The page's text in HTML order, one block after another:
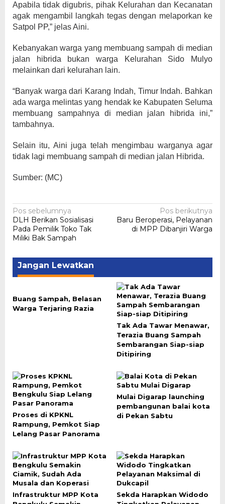
Apabila tidak digubris, pihak Kelurahan dan Kecanatan
agak mengambil langkah tegas dengan melaporkan ke
Satpol PP,” jelas Aini.
Kebanyakan warga yang membuang sampah di median
jalan hibrida bukan warga Kelurahan Sido Mulyo
melainkan dari kelurahan lain.
“Banyak warga dari Karang Indah, Timur Indah. Bahkan
ada warga melintas yang hendak ke Kabupaten Seluma
membuang sampahnya di median jalan hibrida ini,”
tambahnya.
Selain itu, Aini juga telah mengimbau warganya agar
tidak lagi membuang sampah di median jalan Hibrida.
Sumber: (MC)
Navigasi
pos
Pos sebelumnya
DLH Berikan Sosialisasi
Pada Pemilik Toko Tak
Miliki Bak Sampah
Pos berikutnya
Baru Beroperasi, Pelayanan
di MPP Dibanjiri Warga
Jangan Lewatkan
Buang Sampah, Belasan
Warga Terjaring Razia
Tak Ada Tawar Menawar,
Terazia Buang Sampah
Sembarangan Siap-siap
Ditipiring
Proses di KPKNL
Rampung, Pemkot Siap
Lelang Pasar Panorama
Mulai Digarap launching
pembangunan balai kota
di Pekan Sabtu
Infrastruktur MPP Kota
Sekda Harapkan Widodo